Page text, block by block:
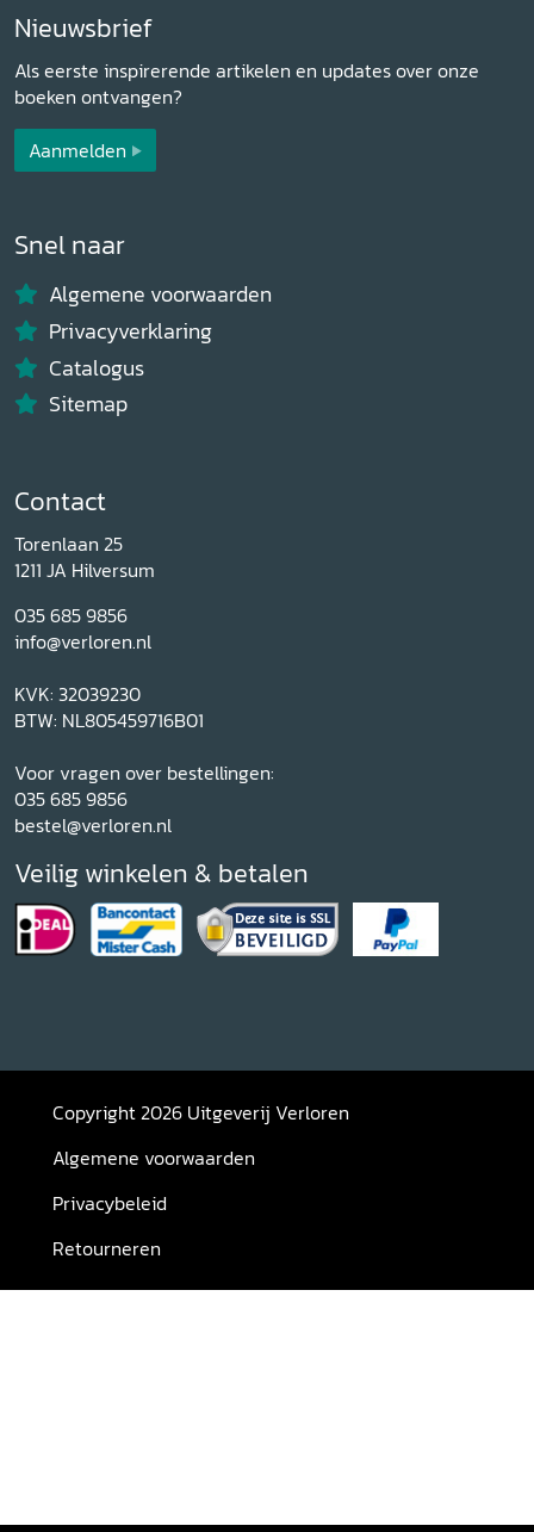
Nieuwsbrief
Als eerste inspirerende artikelen en updates over onze
boeken ontvangen?
Aanmelden
Snel naar
Algemene voorwaarden
Privacyverklaring
Catalogus
Sitemap
Contact
Torenlaan 25
1211 JA Hilversum
035 685 9856
info@verloren.nl
KVK: 32039230
BTW: NL805459716B01
Voor vragen over bestellingen:
035 685 9856
bestel@verloren.nl
Veilig winkelen & betalen
Copyright 2026 Uitgeverij Verloren
Algemene voorwaarden
Privacybeleid
Retourneren